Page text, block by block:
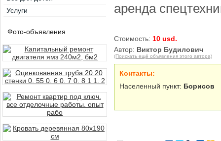
аренда
Стоимость: 10 usd.
Автор: Виктор Будилович
(Поискать ещё объявления этого автора)
Контакты:
Населенный пункт: Борисов
Услуги
Фото-объявления